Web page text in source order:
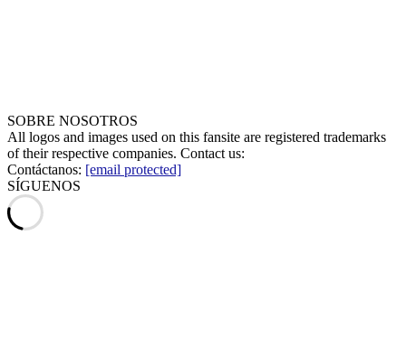
SOBRE NOSOTROS
All logos and images used on this fansite are registered trademarks
of their respective companies. Contact us:
Contáctanos: [email protected]
SÍGUENOS